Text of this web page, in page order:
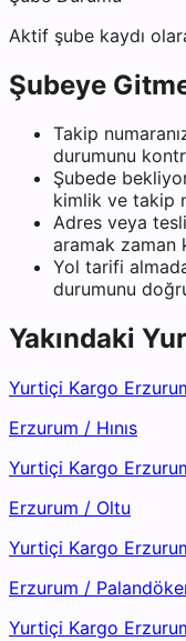
Aktif şube kaydı
Şubeye
Takip
durumunu
Şubede
kimlik ve takip
Adres veya
aramak zaman
Yol tarifi
durumunu
Yakındaki
Yurtiçi Kargo
Erzurum / Hınıs
Yurtiçi Kargo
Erzurum / Oltu
Yurtiçi Kargo
Erzurum /
Yurtiçi Kargo